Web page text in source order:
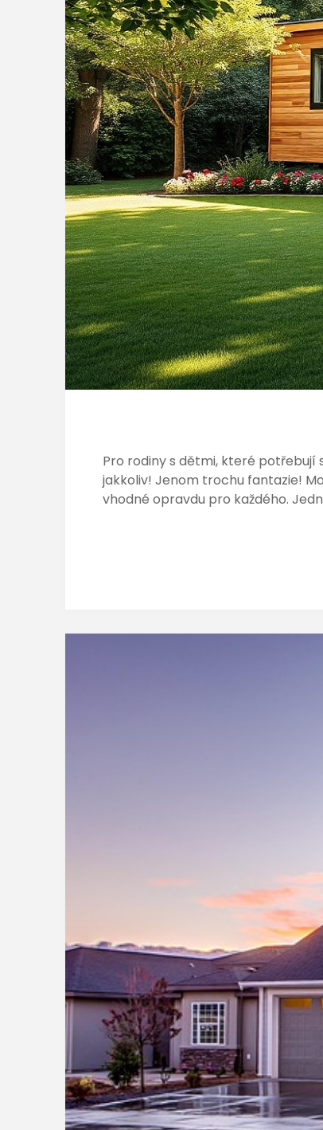
Pro rodiny s dětmi, které potřebují
jakkoliv! Jenom trochu fantazie!
vhodné opravdu pro každého.